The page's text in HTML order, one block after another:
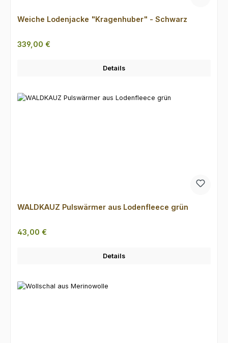
Weiche Lodenjacke "Kragenhuber" - Schwarz
Regulärer Preis:
339,00 €
Details
WALDKAUZ Pulswärmer aus Lodenfleece grün
Regulärer Preis:
43,00 €
Details